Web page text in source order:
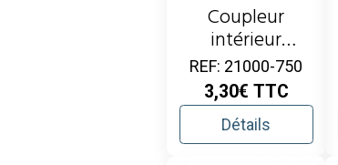
Coupleur
intérieur
cannelé pour
tuyaux en 3/4"
REF: 21000-750
3,30€ TTC
Détails